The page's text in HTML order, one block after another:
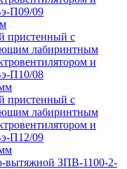
П09/09
пристенный с
лабиринтным
и
П10/08
пристенный с
лабиринтным
и
П12/09
вытяжной ЗПВ-1100-2-